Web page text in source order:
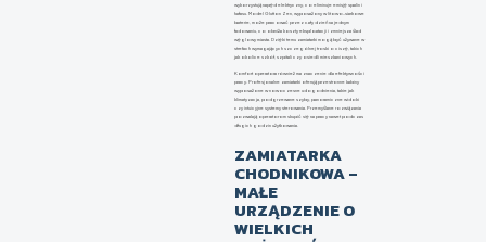
wykorzystują napęd elektryczny, co eliminuje emisję spalin i
hałasu. Model Glutton Zen, wyposażony w litowo-siarkowe
baterie, może pracować przez cały dzień na jednym
ładowaniu, co obniża koszty eksploatacji i zmniejsza ślad
węglowy miasta. Dzięki temu zamiatarki mogą być używane w
strefach wymagających szczególnej troski o ciszę, takich
jak okolice szkół, szpitali czy osiedli mieszkaniowych.
Komfort operatora również ma znaczenie dla efektywności
pracy. Profesjonalne zamiatarki oferują przestronne kabiny
wyposażone w nowoczesne udogodnienia, takie jak
klimatyzacja, podgrzewane szyby, panoramiczne widoki
czy intuicyjne systemy sterowania. Przemyślane rozwiązania
pozwalają operatorom skupić się na pracy nawet podczas
długich godzin użytkowania.
ZAMIATARKA
CHODNIKOWA –
MAŁE
URZĄDZENIE O
WIELKICH